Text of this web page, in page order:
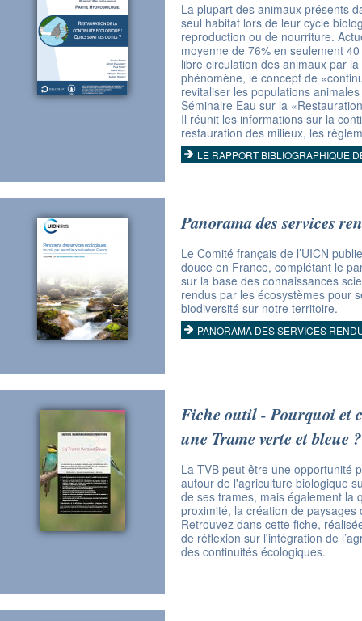
La plupart des animaux présents
seul habitat lors de leur cycle
reproduction ou de nourriture.
moyenne de 76% en seulement
libre circulation des animaux par
phénomène, le concept de
revitaliser les populations
Séminaire Eau sur la
Il réunit les informations sur la
restauration des milieux, les
LE RAPPORT BIBLIOGRAPHIQUE
Panorama des services
Le Comité français de l’UICN
douce en France, complétant le
sur la base des connaissances
rendus par les écosystèmes pour
biodiversité sur notre territoire.
PANORAMA DES SERVICES
Fiche outil - Pourquoi et
une Trame verte et bleue ?
La TVB peut être une opportunité
autour de l'agriculture biologique
de ses trames, mais également la
proximité, la création de paysages
Retrouvez dans cette fiche,
de réflexion sur l'intégration de
des continuités écologiques.